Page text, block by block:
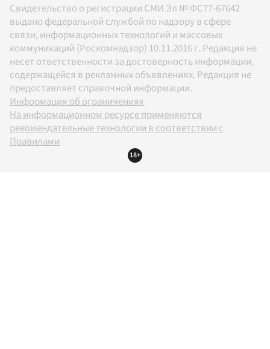
Свидетельство о регистрации СМИ Эл № ФС77-67642
выдано федеральной службой по надзору в сфере
связи, информационных технологий и массовых
коммуникаций (Роскомнадзор) 10.11.2016 г. Редакция не
несет ответственности за достоверность информации,
содержащейся в рекламных объявлениях. Редакция не
предоставляет справочной информации.
Информация об ограничениях
На информационном ресурсе применяются
рекомендательные технологии в соответствии с
Правилами
18+